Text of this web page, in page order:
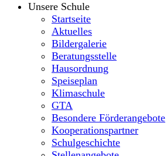
Unsere Schule
Startseite
Aktuelles
Bildergalerie
Beratungsstelle
Hausordnung
Speiseplan
Klimaschule
GTA
Besondere Förderangebote
Kooperationspartner
Schulgeschichte